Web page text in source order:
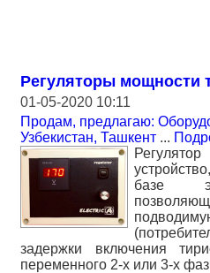
Регуляторы мощности
01-05-2020 10:11
Продам, предлагаю:
Узбекистан, Ташкент ...
базе
задержки включения
переменного 2-х или 3-х